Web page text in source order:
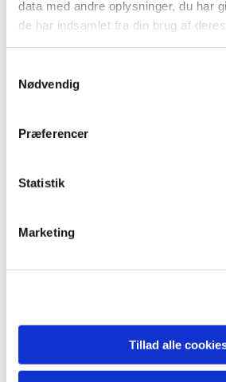
data med andre oplysninger, du har
de har indsamlet fra din brug af
Nødvendig
Præferencer
Statistik
Marketing
Tillad alle
Accepter venligst